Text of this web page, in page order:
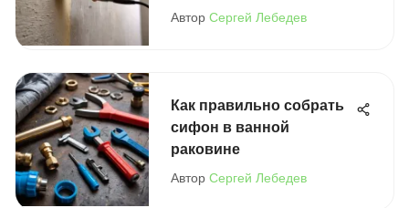
Автор Сергей Лебедев
Как правильно собрать
сифон в ванной
раковине
Автор Сергей Лебедев